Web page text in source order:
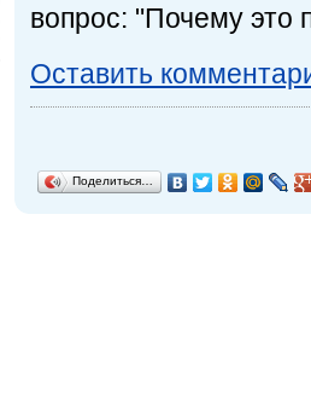
вопрос: "Почему это
Оставить
Поделиться…